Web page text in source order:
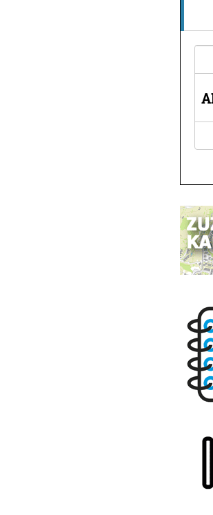
ALDAKETA PSIKOGUNEA